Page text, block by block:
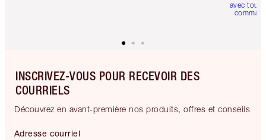
avec
INSCRIVEZ-VOUS POUR RECEVOIR DES
COURRIELS
Découvrez en avant-première nos produits, offres et conseils
Adresse courriel